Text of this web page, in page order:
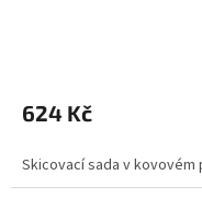
624 Kč
Skicovací sada v kovovém